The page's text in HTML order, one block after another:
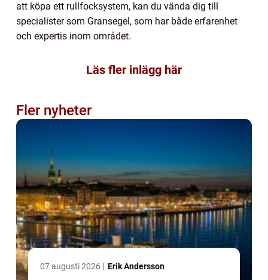
att köpa ett rullfocksystem, kan du vända dig till
specialister som Gransegel, som har både erfarenhet
och expertis inom området.
Läs fler inlägg här
Fler nyheter
07 augusti 2026 Erik Andersson